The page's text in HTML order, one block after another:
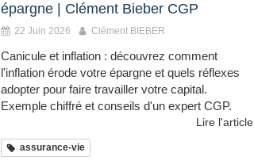
épargne | Clément Bieber CGP
22 Juin 2026 Clément BIEBER
Canicule et inflation : découvrez comment
l'inflation érode votre épargne et quels réflexes
adopter pour faire travailler votre capital.
Exemple chiffré et conseils d'un expert CGP.
Lire l'article
assurance-vie